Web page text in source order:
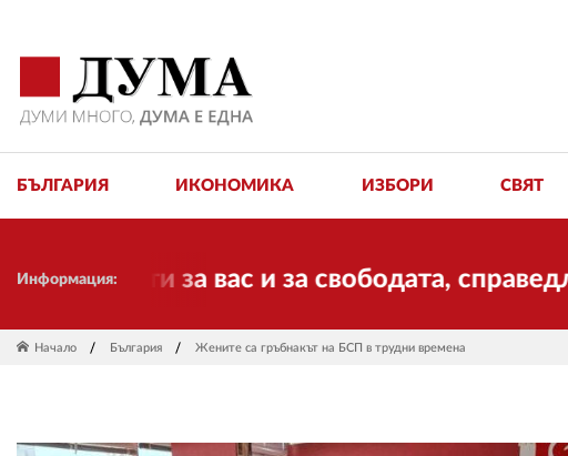
БЪЛГАРИЯ ИКОНОМИКА ИЗБОРИ СВЯТ
Информация:
за вас и за свободата,
Начало България Жените са гръбнакът на БСП в трудни времена